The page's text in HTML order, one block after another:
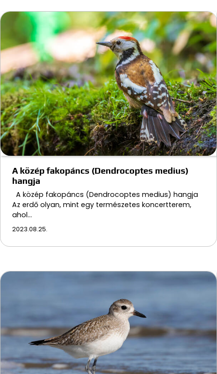
A közép fakopáncs (Dendrocoptes medius)
hangja
A közép fakopáncs (Dendrocoptes medius) hangja
Az erdő olyan, mint egy természetes koncertterem,
ahol…
2023.08.25.